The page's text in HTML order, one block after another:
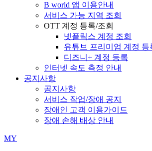
B world 앱 이용안내
서비스 가능 지역 조회
OTT 계정 등록/조회
넷플릭스 계정 조회
유튜브 프리미엄 계정 등
디즈니+ 계정 등록
인터넷 속도 측정 안내
공지사항
공지사항
서비스 작업/장애 공지
장애인 고객 이용가이드
장애 손해 배상 안내
MY